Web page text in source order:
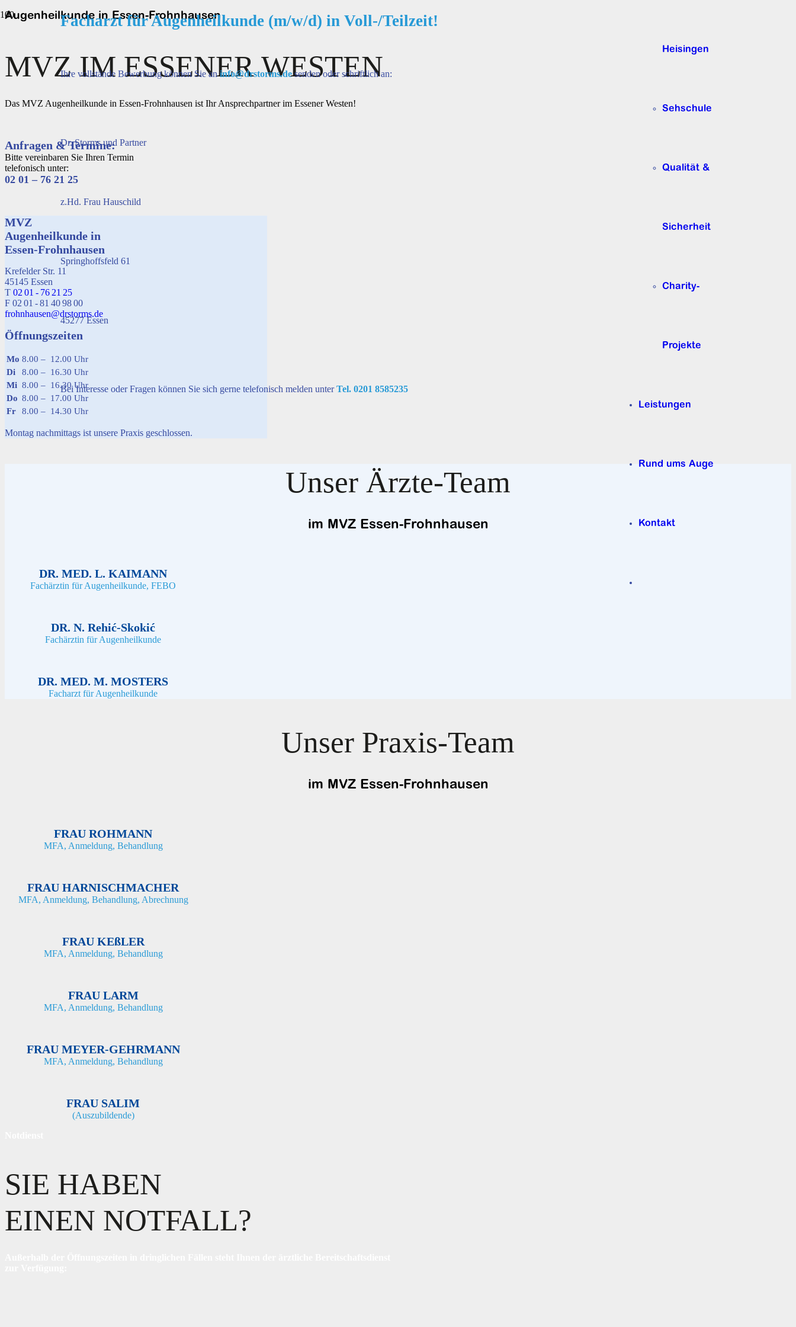
Facharzt für Augenheilkunde (m/w/d) in Voll-/Teilzeit!
Ihre vollstände Bewerbung können Sie aninfo@drstorms.desenden oder schriftlich an:
Dr. Storms und Partner
z.Hd. Frau Hauschild
Springhoffsfeld 61
45277 Essen
Bei Interesse oder Fragen können Sie sich gerne telefonisch melden unterTel. 0201 8585235
Heisingen
Sehschule
Qualität &
Sicherheit
Charity-
Projekte
Leistungen
Rund ums Auge
Kontakt
Augenheilkunde in Essen-Frohnhausen
MVZ IM ESSENER WESTEN
Das MVZ Augenheilkunde in Essen-Frohnhausen ist Ihr Ansprechpartner im Essener Westen!
Anfragen & Termine:
Bitte vereinbaren Sie Ihren Termin
telefonisch unter:
02 01 – 76 21 25
MVZ
Augenheilkunde in
Essen-Frohnhausen
Krefelder Str. 11
45145 Essen
T 02 01 - 76 21 25
F 02 01 - 81 40 98 00
frohnhausen@drstorms.de
Öffnungszeiten
Mo 8.00 – 12.00 Uhr
Di
8.00 – 16.30 Uhr
Mi 8.00 – 16.30 Uhr
Do 8.00 – 17.00 Uhr
Fr
8.00 – 14.30 Uhr
Montag nachmittags ist unsere Praxis geschlossen.
Unser Ärzte-Team
im MVZ Essen-Frohnhausen
DR. MED. L. KAIMANN
Fachärztin für Augenheilkunde, FEBO
DR. N. Rehić-Skokić
Fachärztin für Augenheilkunde
DR. MED. M. MOSTERS
Facharzt für Augenheilkunde
Unser Praxis-Team
im MVZ Essen-Frohnhausen
FRAU ROHMANN
MFA, Anmeldung, Behandlung
FRAU HARNISCHMACHER
MFA, Anmeldung, Behandlung, Abrechnung
FRAU KEßLER
MFA, Anmeldung, Behandlung
FRAU LARM
MFA, Anmeldung, Behandlung
FRAU MEYER-GEHRMANN
MFA, Anmeldung, Behandlung
FRAU SALIM
(Auszubildende)
SIE HABEN
EINEN NOTFALL?